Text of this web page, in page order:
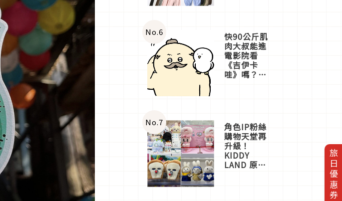
旅日優惠券
No.6 快90公斤肌
肉大叔能進
電影院看
《吉伊卡
哇》嗎？日
一同給出了
答案
No.7 角色IP粉絲
購物天堂再
升級！
KIDDY
LAND 原宿